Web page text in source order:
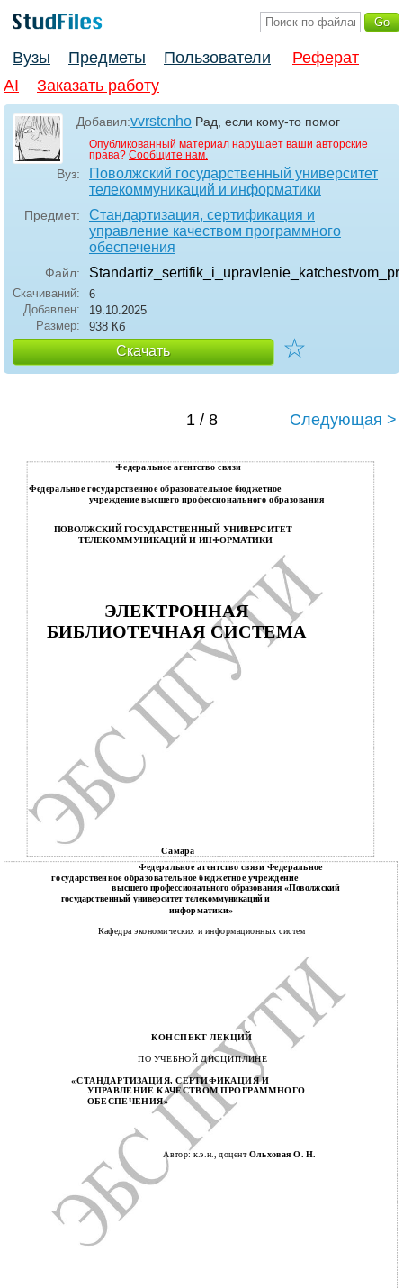
Вузы Предметы Пользователи
Реферат
AI
Заказать работу
Добавил:vvrstcnho Рад, если кому-то помог
Опубликованный материал нарушает ваши авторские
права? Сообщите нам.
Вуз:
Поволжский государственный университет
телекоммуникаций и информатики
Предмет:
Стандартизация, сертификация и
управление качеством программного
обеспечения
Файл:
Скачиваний:
6
Добавлен:
19.10.2025
Размер:
938 Кб
Скачать ☆
1 / 8 Следующая >
Федеральное агентство связи
Федеральное государственное образовательное бюджетное
учреждение высшего профессионального образования
ПОВОЛЖСКИЙ ГОСУДАРСТВЕННЫЙ УНИВЕРСИТЕТ
ТЕЛЕКОММУНИКАЦИЙ И ИНФОРМАТИКИ
ЭЛЕКТРОННАЯ
БИБЛИОТЕЧНАЯ СИСТЕМА
Самара
Федеральное агентство связи Федеральное
государственное образовательное бюджетное учреждение
высшего профессионального образования «Поволжский
государственный университет телекоммуникаций и
информатики»
Кафедра экономических и информационных систем
КОНСПЕКТ ЛЕКЦИЙ
ПО УЧЕБНОЙ ДИСЦИПЛИНЕ
«СТАНДАРТИЗАЦИЯ, СЕРТИФИКАЦИЯ И
УПРАВЛЕНИЕ КАЧЕСТВОМ ПРОГРАММНОГО
ОБЕСПЕЧЕНИЯ»
Автор: к.э.н., доцентОльховая О. Н.